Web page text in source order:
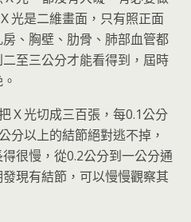
光是二維畫面，只有照正面
、胸壁、肋骨、肺部血管都
至三公分才能看得到，屆時
Ｘ光切成三百張，每0.1公分
分以上的結節絕對逃不掉，
很慢，從0.2公分到一公分通
現有結節，可以慢慢觀察其